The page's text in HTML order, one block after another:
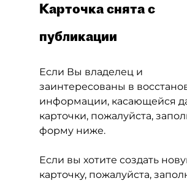
Карточка снята с
публикации
Если Вы владелец и
заинтересованы в
информации, касающейся
карточки, пожалуйста,
форму ниже.
Если вы хотите создать
карточку, пожалуйста,